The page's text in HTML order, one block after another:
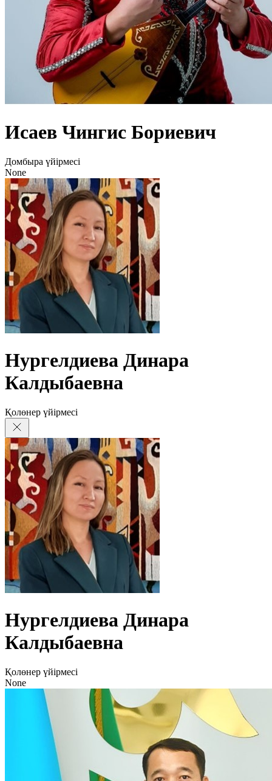
Исаев Чингис Бориевич
Домбыра үйірмесі
None
Нургелдиева Динара
Калдыбаевна
Қолөнер үйірмесі
Нургелдиева Динара
Калдыбаевна
Қолөнер үйірмесі
None